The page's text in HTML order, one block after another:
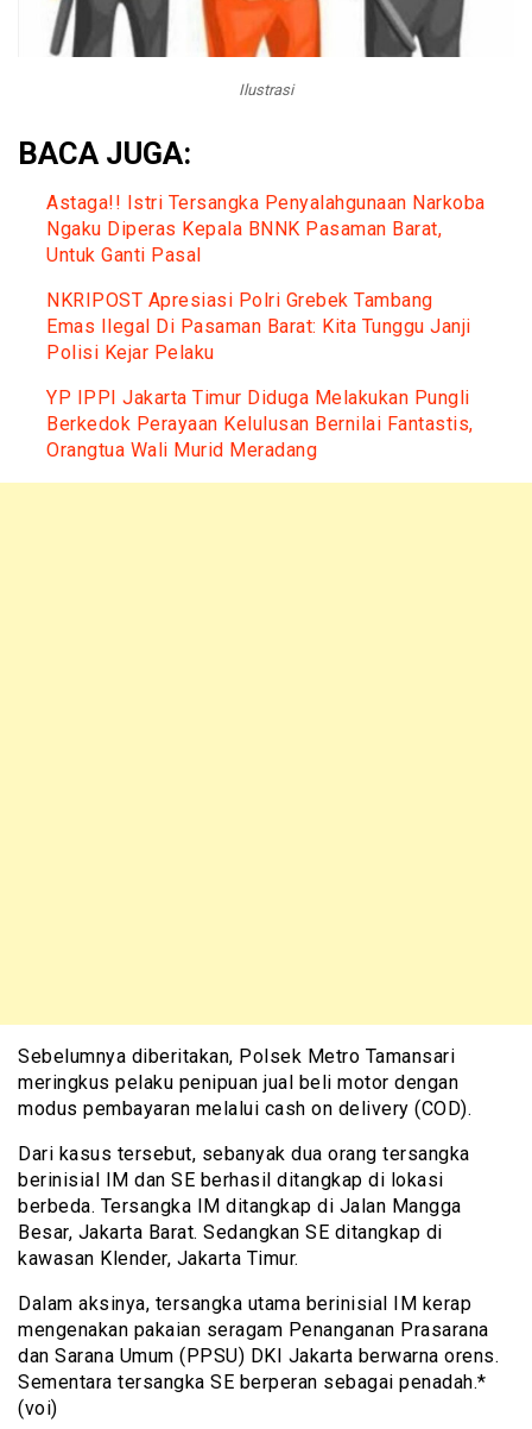
Ilustrasi
BACA JUGA:
Astaga!! Istri Tersangka Penyalahgunaan Narkoba
Ngaku Diperas Kepala BNNK Pasaman Barat,
Untuk Ganti Pasal
NKRIPOST Apresiasi Polri Grebek Tambang
Emas Ilegal Di Pasaman Barat: Kita Tunggu Janji
Polisi Kejar Pelaku
YP IPPI Jakarta Timur Diduga Melakukan Pungli
Berkedok Perayaan Kelulusan Bernilai Fantastis,
Orangtua Wali Murid Meradang
Sebelumnya diberitakan, Polsek Metro Tamansari
meringkus pelaku penipuan jual beli motor dengan
modus pembayaran melalui cash on delivery (COD).
Dari kasus tersebut, sebanyak dua orang tersangka
berinisial IM dan SE berhasil ditangkap di lokasi
berbeda. Tersangka IM ditangkap di Jalan Mangga
Besar, Jakarta Barat. Sedangkan SE ditangkap di
kawasan Klender, Jakarta Timur.
Dalam aksinya, tersangka utama berinisial IM kerap
mengenakan pakaian seragam Penanganan Prasarana
dan Sarana Umum (PPSU) DKI Jakarta berwarna orens.
Sementara tersangka SE berperan sebagai penadah.*
(voi)